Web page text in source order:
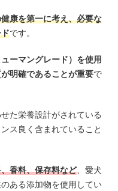
康を第一に考え、必要な
です。
ーマングレード）を使用
明確であることが重要で
た栄養設計がされている
ス良く含まれていること
香料、保存料など、愛犬
ある添加物を使用してい